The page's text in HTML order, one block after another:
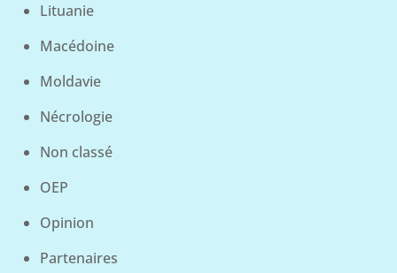
Lituanie
Macédoine
Moldavie
Nécrologie
Non classé
OEP
Opinion
Partenaires